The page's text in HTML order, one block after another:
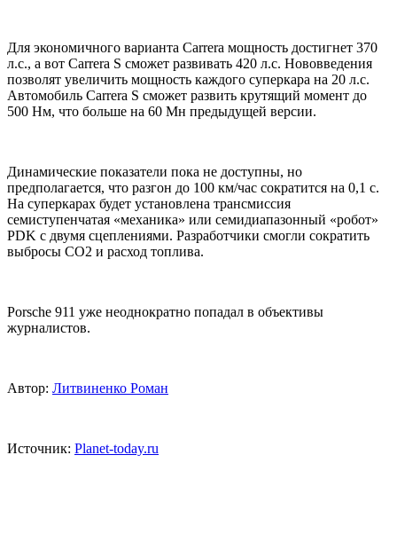
Для экономичного варианта Carrera мощность достигнет 370
л.с., а вот Carrera S сможет развивать 420 л.с. Нововведения
позволят увеличить мощность каждого суперкара на 20 л.с.
Автомобиль Carrera S сможет развить крутящий момент до
500 Нм, что больше на 60 Мн предыдущей версии.
Динамические показатели пока не доступны, но
предполагается, что разгон до 100 км/час сократится на 0,1 с.
На суперкарах будет установлена трансмиссия
семиступенчатая «механика» или семидиапазонный «робот»
PDK с двумя сцеплениями. Разработчики смогли сократить
выбросы CO2 и расход топлива.
Porsche 911 уже неоднократно попадал в объективы
журналистов.
Автор: Литвиненко Роман
Источник: Рlanet-today.ru